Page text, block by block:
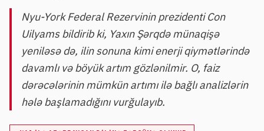
Nyu-York Federal Rezervinin prezidenti Con
Uilyams bildirib ki, Yaxın Şərqdə münaqişə
yeniləsə də, ilin sonuna kimi enerji qiymətlərində
davamlı və böyük artım gözlənilmir. O, faiz
dərəcələrinin mümkün artımı ilə bağlı analizlərin
hələ başlamadığını vurğulayıb.